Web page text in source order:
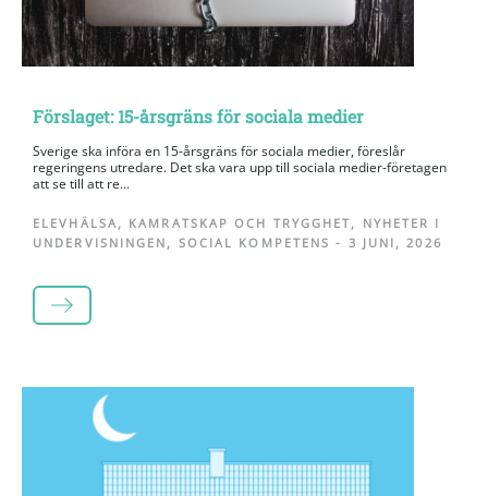
Förslaget: 15-årsgräns för sociala medier
Sverige ska införa en 15-årsgräns för sociala medier, föreslår
regeringens utredare. Det ska vara upp till sociala medier-företagen
att se till att re...
ELEVHÄLSA, KAMRATSKAP OCH TRYGGHET, NYHETER I
UNDERVISNINGEN , SOCIAL KOMPETENS - 3 JUNI, 2026
LÄS MER